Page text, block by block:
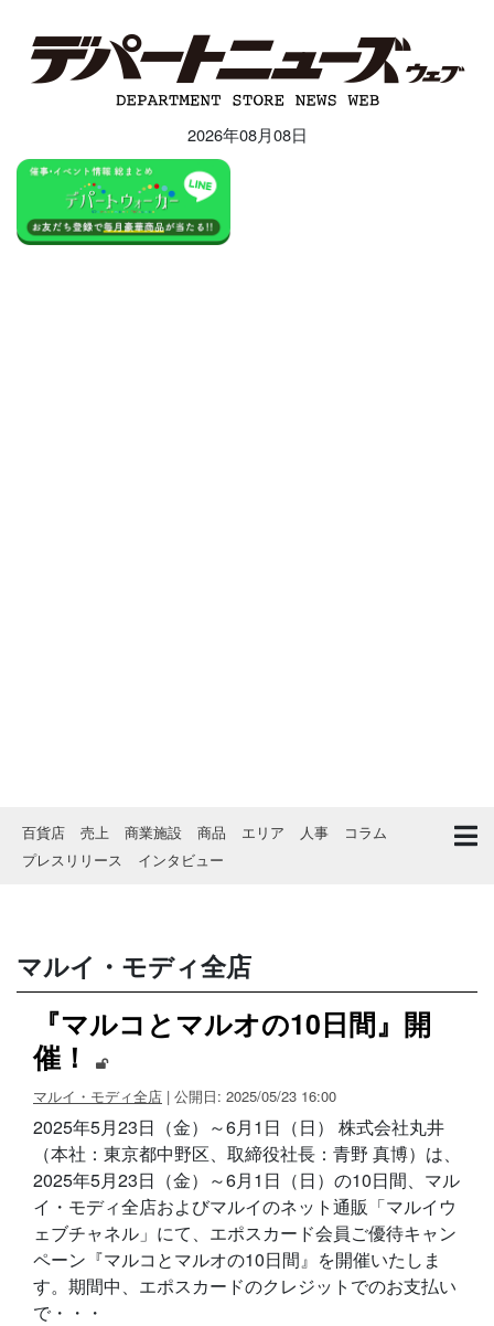
2026年08月08日
百貨店 売上 商業施設 商品 エリア 人事
コラム
プレスリリース
インタビュー
マルイ・モディ全店
『マルコとマルオの10日間』開
催！
マルイ・モディ全店 | 公開日: 2025/05/23 16:00
2025年5月23日（金）～6月1日（日） 株式会社丸井
（本社：東京都中野区、取締役社長：青野 真博）は、
2025年5月23日（金）～6月1日（日）の10日間、マル
イ・モディ全店およびマルイのネット通販「マルイウ
ェブチャネル」にて、エポスカード会員ご優待キャン
ペーン『マルコとマルオの10日間』を開催いたしま
す。期間中、エポスカードのクレジットでのお支払い
で・・・